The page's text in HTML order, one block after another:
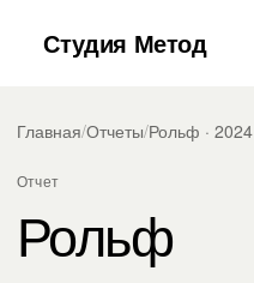
Студия Метод
Главная/Отчеты/Рольф · 2024
Отчет
Рольф